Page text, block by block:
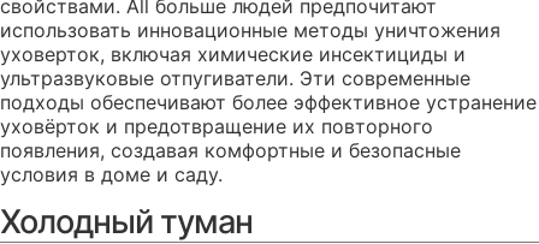
свойствами. All больше людей предпочитают
использовать инновационные методы уничтожения
уховерток, включая химические инсектициды и
ультразвуковые отпугиватели. Эти современные
подходы обеспечивают более эффективное устранение
уховёрток и предотвращение их повторного
появления, создавая комфортные и безопасные
условия в доме и саду.
Холодный туман